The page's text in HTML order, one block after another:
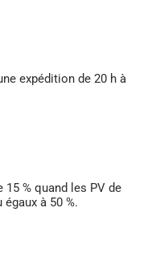
expédition de 20 h à
% quand les PV de
à 50 %.